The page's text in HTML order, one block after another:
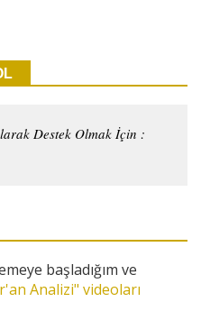
Destek Olmak İçin :
başladığım ve
Analizi" videoları